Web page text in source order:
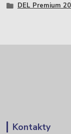
DEL Premium
Kontakty